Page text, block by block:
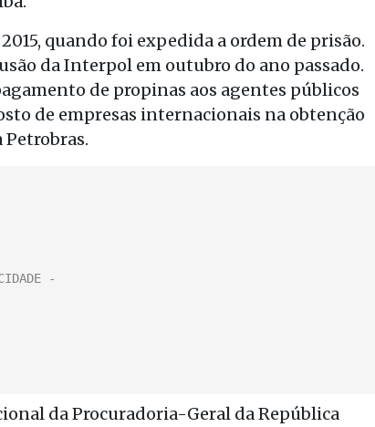
quando foi expedida a ordem de prisão.
da Interpol em outubro do ano passado.
de propinas aos agentes públicos
de empresas internacionais na obtenção
da Procuradoria-Geral da República